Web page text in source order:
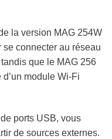
la version MAG 254W
se connecter au réseau
que le MAG 256
module Wi-Fi
ports USB, vous
de sources externes.